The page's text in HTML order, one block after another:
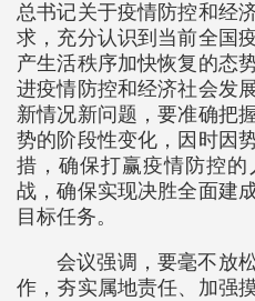
总书记关于疫情防控和经
求，充分认识到当前全国
产生活秩序加快恢复的态
进疫情防控和经济社会发
新情况新问题，要准确把
势的阶段性变化，因时因
措，确保打赢疫情防控
战，确保实现决胜全面建
目标任务。
会议强调，要毫不放
作，夯实属地责任、加强